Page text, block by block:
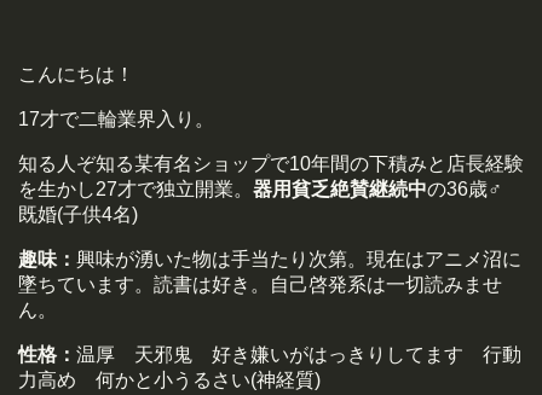
こんにちは！
17才で二輪業界入り。
知る人ぞ知る某有名ショップで10年間の下積みと店長経験
を生かし27才で独立開業。 器用貧乏絶賛継続中の36歳♂
既婚(子供4名)
趣味： 興味が湧いた物は手当たり次第。現在はアニメ沼に
墜ちています。読書は好き。自己啓発系は一切読みませ
ん。
性格： 温厚 天邪鬼 好き嫌いがはっきりしてます 行動
力高め 何かと小うるさい(神経質)